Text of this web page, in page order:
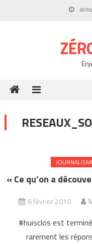
« Ce qu’on a
6 février 2010
#huisclos est
rarement les